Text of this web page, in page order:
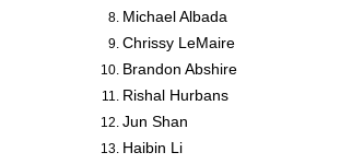
Michael Albada
Chrissy LeMaire
Brandon Abshire
Rishal Hurbans
Jun Shan
Haibin Li